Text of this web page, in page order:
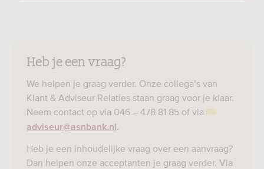
Heb je een vraag?
We helpen je graag verder. Onze collega’s van
Klant & Adviseur Relaties staan graag voor je klaar.
Neem contact op via 046 – 478 81 85 of via
adviseur@asnbank.nl .
Heb je een inhoudelijke vraag over een aanvraag?
Dan helpen onze acceptanten je graag verder. Via